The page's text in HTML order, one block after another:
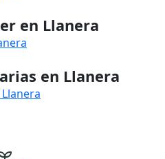
en Llanera
en Llanera